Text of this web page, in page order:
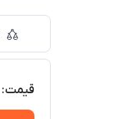
قیمت: